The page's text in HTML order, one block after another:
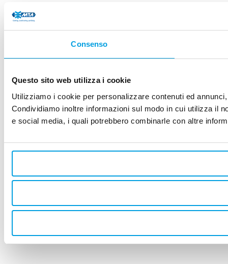
Consenso
Questo sito web utilizza i cookie
Utilizziamo i cookie per personalizzare contenuti ed
Condividiamo inoltre informazioni sul modo in cui utilizza il
e social media, i quali potrebbero combinarle con altre